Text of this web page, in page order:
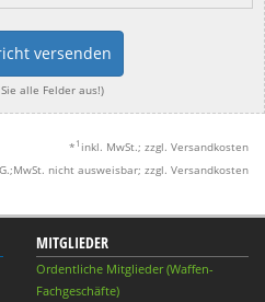
versenden
alle Felder aus!)
* 1 inkl. MwSt.; zzgl. Versandkosten
nicht ausweisbar; zzgl. Versandkosten
MITGLIEDER
Ordentliche Mitglieder (Waffen-
Fachgeschäfte)